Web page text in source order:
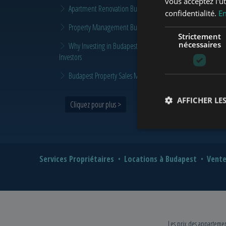
Apartment Renovation Budapest: How to Plan a Smarter
Property Management Budapest: When Does It Make
Why Investing in Budapest Real Estate is a Smart Move in
Investors
Budapest Property Sales Market in 2026 | Seller & Buyer
Cliquez pour plus >
Services Propriétaires Locations à Budapest
Les prix des
confidentialité.
Strictement
nécessaires
AFFICHER